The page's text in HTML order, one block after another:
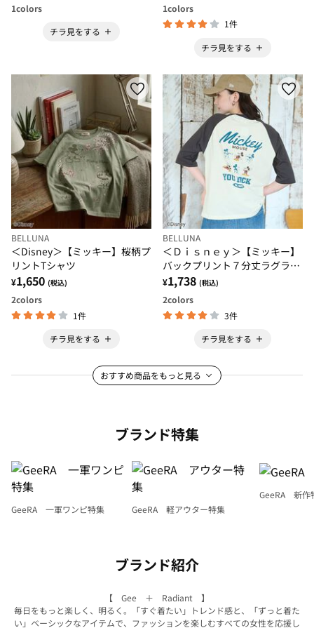
1colors
チラ見をする
1colors
1件
チラ見をする
BELLUNA
＜Disney＞【ミッキー】桜柄プ
リントTシャツ
¥1,650 (税込)
2colors
1件
チラ見をする
BELLUNA
＜Ｄｉｓｎｅｙ＞【ミッキー】
バックプリント７分丈ラグラン
Ｔシャツ
¥1,738 (税込)
2colors
3件
チラ見をする
おすすめ商品をもっと見る
ブランド特集
GeeRA 一軍ワンピ特集 GeeRA 軽アウター特集
GeeRA 新作
ブランド紹介
【 Gee ＋ Radiant 】
毎日をもっと楽しく、明るく。「すぐ着たい」トレンド感と、「ずっと着た
い」ベーシックなアイテムで、ファッションを楽しむすべての女性を応援し